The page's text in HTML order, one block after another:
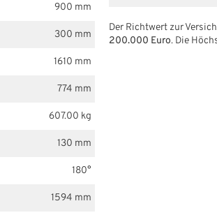
900 mm
300 mm
1610 mm
774 mm
607.00 kg
130 mm
180°
1594 mm
Der Richtwert zur
200.000 Euro. Die